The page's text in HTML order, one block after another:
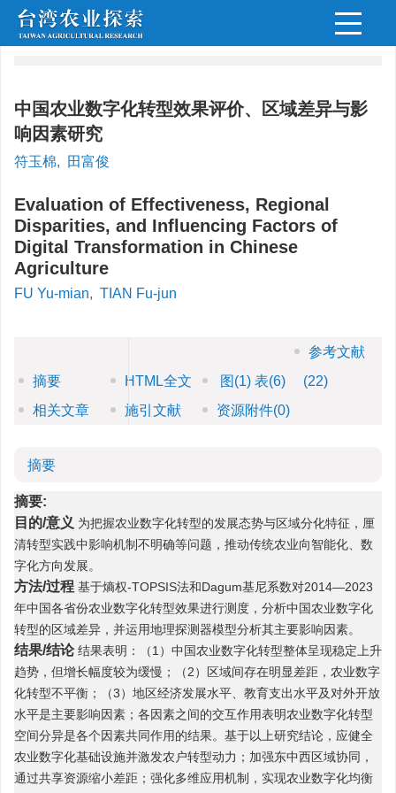
中国农业数字化转型效果评价、区域差异与影
响因素研究
符玉棉, 田富俊
Evaluation of Effectiveness, Regional
Disparities, and Influencing Factors of
Digital Transformation in Chinese
Agriculture
FU Yu-mian, TIAN Fu-jun
摘要 HTML全文 图 (1) 表(6)
参考文献
(22)
相关文章
施引文献 资源附件(0)
摘要
摘要:
目的/意义 为把握农业数字化转型的发展态势与区域分化特征，厘
清转型实践中影响机制不明确等问题，推动传统农业向智能化、数
字化方向发展。
方法/过程 基于熵权-TOPSIS法和Dagum基尼系数对2014—2023
年中国各省份农业数字化转型效果进行测度，分析中国农业数字化
转型的区域差异，并运用地理探测器模型分析其主要影响因素。
结果/结论结果表明：（1）中国农业数字化转型整体呈现稳定上升
趋势，但增长幅度较为缓慢；（2）区域间存在明显差距，农业数字
化转型不平衡；（3）地区经济发展水平、教育支出水平及对外开放
水平是主要影响因素；各因素之间的交互作用表明农业数字化转型
空间分异是各个因素共同作用的结果。基于以上研究结论，应健全
农业数字化基础设施并激发农户转型动力；加强东中西区域协同，
通过共享资源缩小差距；强化多维应用机制，实现农业数字化均衡